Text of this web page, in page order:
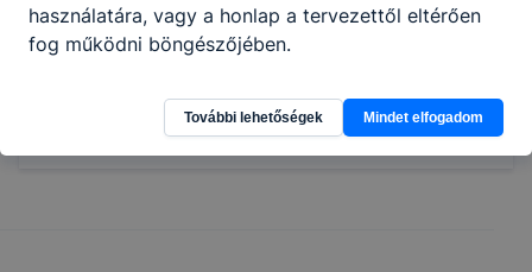
használatára, vagy a honlap a tervezettől eltérően
fog működni böngészőjében.
További lehetőségek Mindet elfogadom